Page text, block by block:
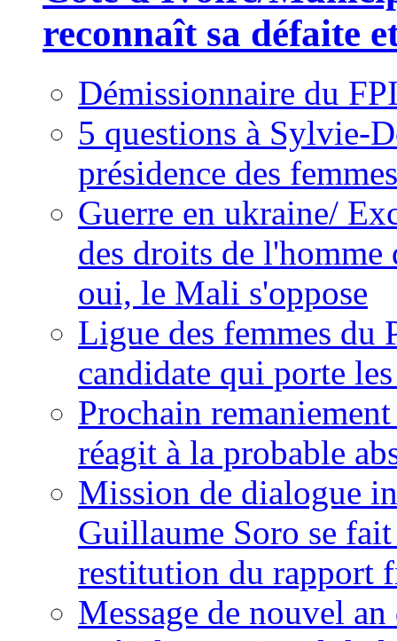
reconnaît sa défaite
Démissionnaire du
5 questions à Sylvie-
présidence des
Guerre en ukraine/
des droits de
oui, le Mali s'oppose
Ligue des femmes du
candidate qui porte
Prochain
réagit à la probable
Mission de dialogue
Guillaume Soro se
restitution du rapport
Message de nouvel